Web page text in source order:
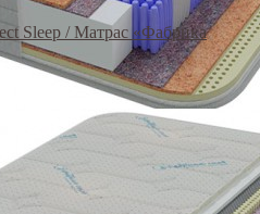
Sleep / Матрас «Фабрика